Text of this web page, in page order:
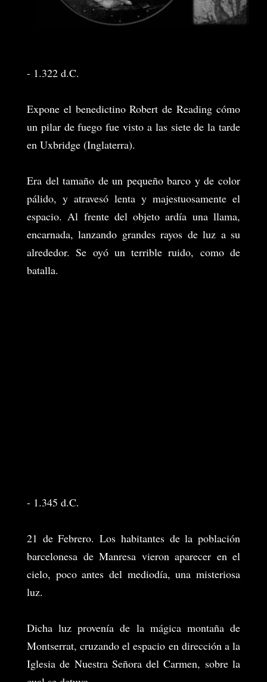
- 1.322 d.C.
Expone el benedictino Robert de Reading cómo
un pilar de fuego fue visto a las siete de la tarde
en Uxbridge (Inglaterra).
Era del tamaño de un pequeño barco y de color
pálido, y atravesó lenta y majestuosamente el
espacio. Al frente del objeto ardía una llama,
encarnada, lanzando grandes rayos de luz a su
alrededor. Se oyó un terrible ruido, como de
batalla.
- 1.345 d.C.
21 de Febrero. Los habitantes de la población
barcelonesa de Manresa vieron aparecer en el
cielo, poco antes del mediodía, una misteriosa
luz.
Dicha luz provenía de la mágica montaña de
Montserrat, cruzando el espacio en dirección a la
Iglesia de Nuestra Señora del Carmen, sobre la